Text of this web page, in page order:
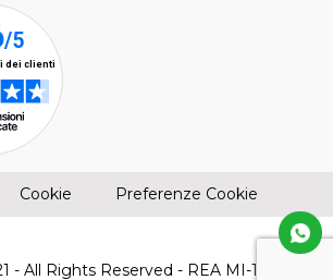
una nuova finestra)
Cookie (apre una nuova finestra)
Preferenze Cookie
- All Rights Reserved - REA MI-1961304